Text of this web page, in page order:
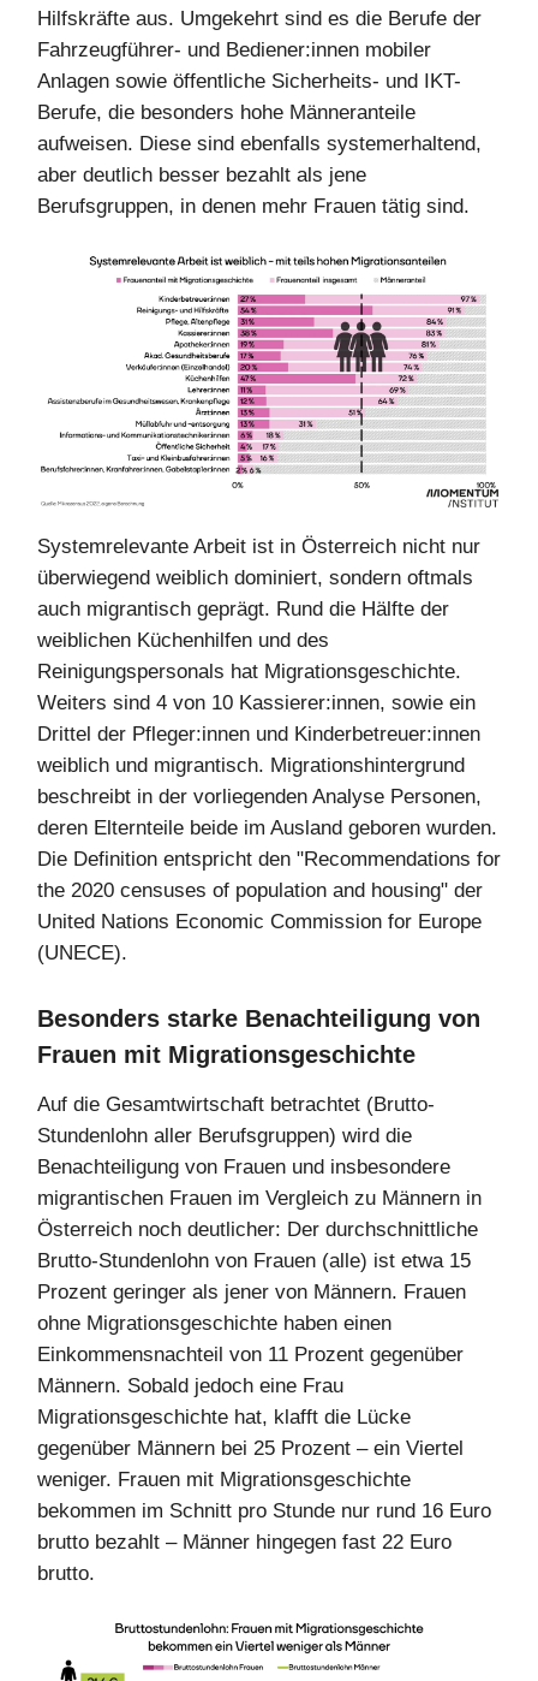
Hilfskräfte aus. Umgekehrt sind es die Berufe der
Fahrzeugführer- und Bediener:innen mobiler
Anlagen sowie öffentliche Sicherheits- und IKT-
Berufe, die besonders hohe Männeranteile
aufweisen. Diese sind ebenfalls systemerhaltend,
aber deutlich besser bezahlt als jene
Berufsgruppen, in denen mehr Frauen tätig sind.
Systemrelevante Arbeit ist in Österreich nicht nur
überwiegend weiblich dominiert, sondern oftmals
auch migrantisch geprägt. Rund die Hälfte der
weiblichen Küchenhilfen und des
Reinigungspersonals hat Migrationsgeschichte.
Weiters sind 4 von 10 Kassierer:innen, sowie ein
Drittel der Pfleger:innen und Kinderbetreuer:innen
weiblich und migrantisch. Migrationshintergrund
beschreibt in der vorliegenden Analyse Personen,
deren Elternteile beide im Ausland geboren wurden.
Die Definition entspricht den "Recommendations for
the 2020 censuses of population and housing" der
United Nations Economic Commission for Europe
(UNECE).
Besonders starke Benachteiligung von
Frauen mit Migrationsgeschichte
Auf die Gesamtwirtschaft betrachtet (Brutto-
Stundenlohn aller Berufsgruppen) wird die
Benachteiligung von Frauen und insbesondere
migrantischen Frauen im Vergleich zu Männern in
Österreich noch deutlicher: Der durchschnittliche
Brutto-Stundenlohn von Frauen (alle) ist etwa 15
Prozent geringer als jener von Männern. Frauen
ohne Migrationsgeschichte haben einen
Einkommensnachteil von 11 Prozent gegenüber
Männern. Sobald jedoch eine Frau
Migrationsgeschichte hat, klafft die Lücke
gegenüber Männern bei 25 Prozent – ein Viertel
weniger. Frauen mit Migrationsgeschichte
bekommen im Schnitt pro Stunde nur rund 16 Euro
brutto bezahlt – Männer hingegen fast 22 Euro
brutto.